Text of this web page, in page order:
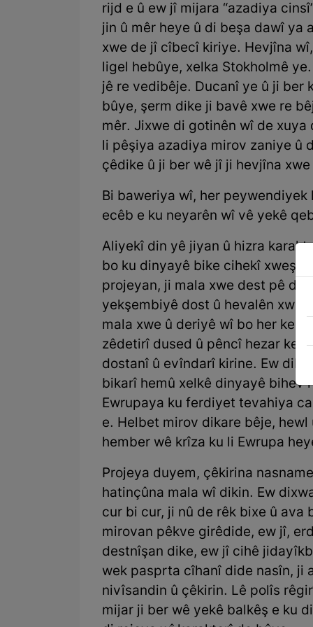
rijd e û ew jî mijara “azadiya
jin û mêr heye û di beşa dawî ya
xwe de jî cîbecî kiriye. Hevjîna
ligel hebûye, xelka Stokholmê
jê re vedibêje. Ducanî ye û ji ber
bûye, şerm dike ji bavê xwe re
mêr. Jixwe di gotinên wî de
li pêşiya azadiya mirov zaniye û
çêdike û ji ber wê jî ji hevjîna
Bi baweriya wî, her
ecêb e ku neyarên wî vê yekê
Aliyekî din yê jiyan û hizra
bo ku dinyayê bike cihekî xweş
projeyan, ji mala xwe dest pê
yekşembiyê dost û hevalên xwe
mala xwe û deriyê wî bo her kesî
zêdetirî dused û pêncî hezar
dostanî û evîndarî kirine. Ew
bikarî hemû xelkê dinyayê bihev
Ewrupaya ku ferdiyet tevahiya
e. Helbet mirov dikare bêje,
hember wê krîza ku li Ewrupa
Projeya duyem, çêkirina
hatinçûna mala wî dikin. Ew
cur bi cur, ji nû de rêk bixe û ava
mirovan pêkve girêdide, ew jî,
destnîşan dike, ew jî cihê
wek pasprta cîhanî dide nasîn, ji
nivîsandin û çêkirin. Lê polîs
mijar ji ber wê yekê balkêş e ku